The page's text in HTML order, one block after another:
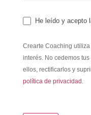
He leído y acepto
Crearte Coaching
interés. No cedemos
ellos, rectificarlos y
política de privacidad.